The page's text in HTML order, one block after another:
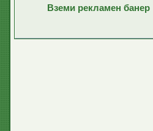
Вземи рекламен банер